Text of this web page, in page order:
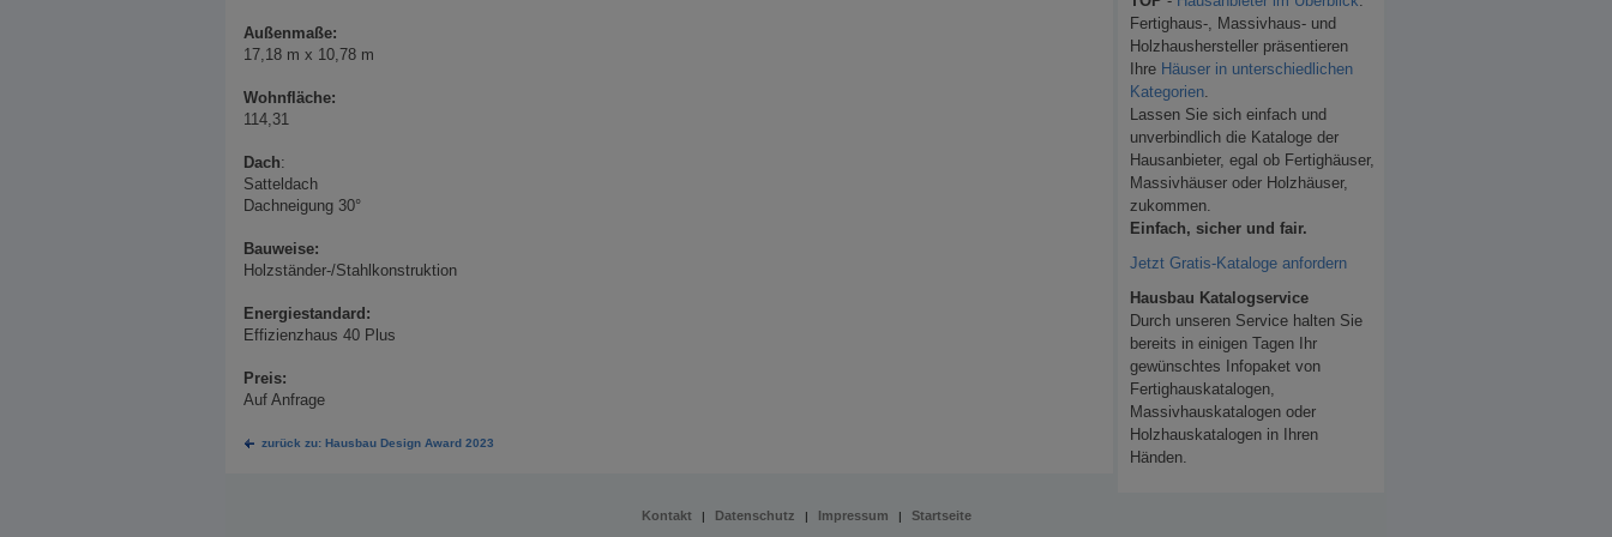
Außenmaße:
17,18 m x 10,78 m
Wohnfläche:
114,31
Dach:
Satteldach
Dachneigung 30°
Bauweise:
Holzständer-/Stahlkonstruktion
Energiestandard:
Effizienzhaus 40 Plus
Preis:
Auf Anfrage
zurück zu: Hausbau Design Award 2023
Fertighaus-, Massivhaus- und
Holzhaushersteller präsentieren
Ihre Häuser in unterschiedlichen
Kategorien
Lassen Sie sich einfach und
unverbindlich die Kataloge der
Hausanbieter, egal ob Fertighäuser,
Massivhäuser oder Holzhäuser,
zukommen.
Einfach, sicher und fair.
Jetzt Gratis-Kataloge anfordern
Hausbau Katalogservice
Durch unseren Service halten Sie
bereits in einigen Tagen Ihr
gewünschtes Infopaket von
Fertighauskatalogen,
Massivhauskatalogen oder
Holzhauskatalogen in Ihren
Händen.
Kontakt | Datenschutz | Impressum | Startseite